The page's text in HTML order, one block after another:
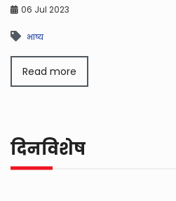
06 Jul 2023
भाष्य
Read more
दिनविशेष